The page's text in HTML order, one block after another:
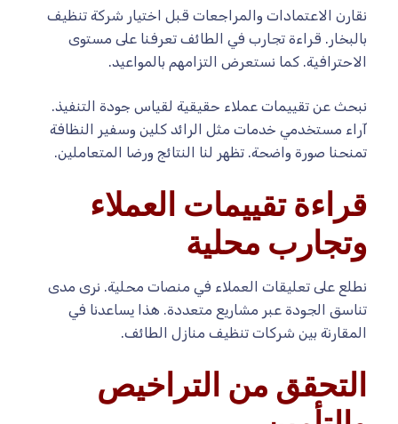
نقارن الاعتمادات والمراجعات قبل اختيار شركة تنظيف
بالبخار. قراءة تجارب في الطائف تعرفنا على مستوى
الاحترافية. كما نستعرض التزامهم بالمواعيد.
نبحث عن تقييمات عملاء حقيقية لقياس جودة التنفيذ.
آراء مستخدمي خدمات مثل الرائد كلين وسفير النظافة
تمنحنا صورة واضحة. تظهر لنا النتائج ورضا المتعاملين.
قراءة تقييمات العملاء
وتجارب محلية
نطلع على تعليقات العملاء في منصات محلية. نرى مدى
تناسق الجودة عبر مشاريع متعددة. هذا يساعدنا في
المقارنة بين شركات تنظيف منازل الطائف.
التحقق من التراخيص